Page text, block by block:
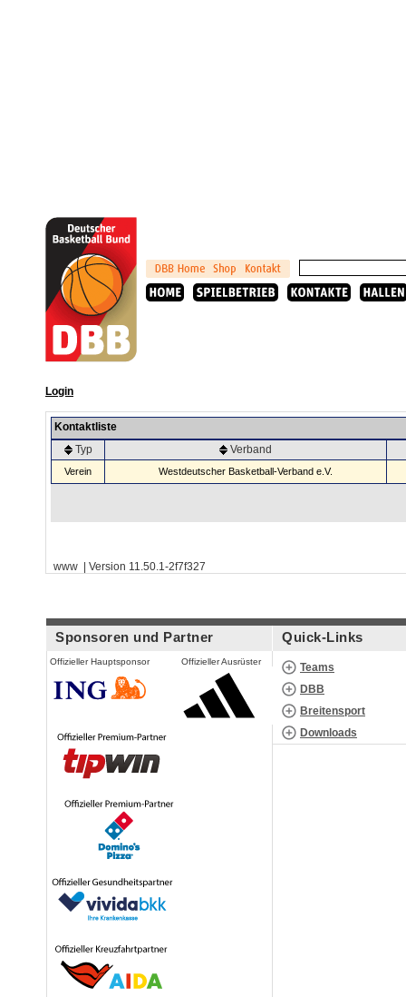
Login
Kontaktliste
Typ
Verband
Verein Westdeutscher Basketball-Verband e.V.
www | Version 11.50.1-2f7f327
Sponsoren und Partner
Offizieller Hauptsponsor Offizieller Ausrüster
Quick-Links
Teams
DBB
Breitensport
Downloads